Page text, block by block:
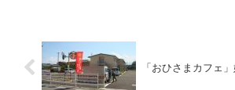
「おひさまカフェ